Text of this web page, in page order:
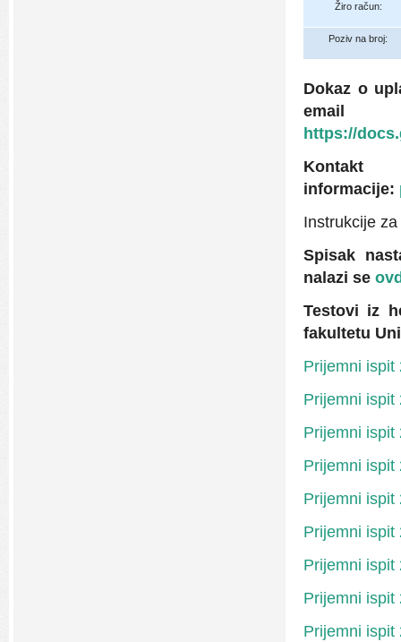
Žiro račun:
Poziv na broj:
Dokaz o
https://
informacije:
Instrukcije
Spisak
nalazi se
Testovi iz
fakultetu
Prijemni ispit
Prijemni ispit
Prijemni ispit
Prijemni ispit
Prijemni ispit
Prijemni ispit
Prijemni ispit
Prijemni ispit
Prijemni ispit